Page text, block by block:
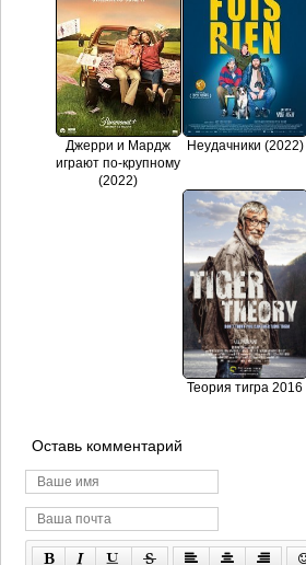
Джерри и Мардж
играют по-крупному
(2022)
Неудачники (2022)
Теория тигра 2016
Оставь комментарий